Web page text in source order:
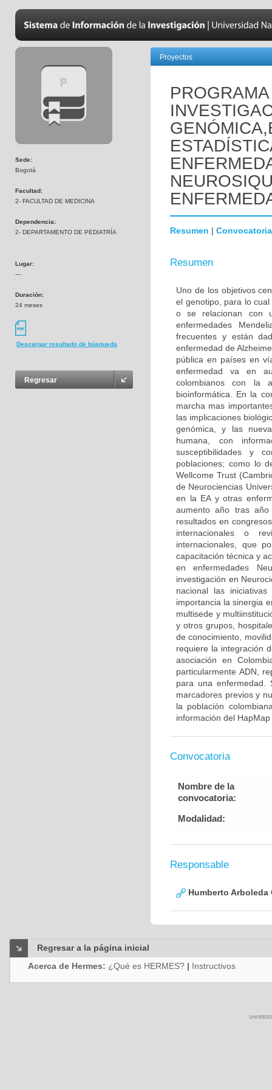
Sede:
Bogotá
Facultad:
2- FACULTAD DE MEDICINA
Dependencia:
2- DEPARTAMENTO DE PEDIATRÍA
Lugar:
---
Duración:
24 meses
Descargar resultado de búsqueda
Regresar
Proyectos
Resumen | Convocatoria
Resumen
Uno de los objetivos
el genotipo, para lo
o se relacionan con
enfermedades
frecuentes y están
enfermedad de
pública en países en
enfermedad va en
colombianos con la
bioinformática. En la
marcha mas
las implicaciones
genómica, y las
humana, con
susceptibilidades y
poblaciones; como lo
Wellcome Trust
de Neurociencias
en la EA y otras
aumento año tras año
resultados en
internacionales o
internacionales, que
capacitación técnica y
en enfermedades
investigación en
nacional las
importancia la sinergia
multisede y
y otros grupos,
de conocimiento,
requiere la integración
asociación en
particularmente ADN,
para una enfermedad.
marcadores previos y
la población
información del
Convocatoria
Nombre de la
convocatoria:
Modalidad:
Responsable
Humberto Arboleda
Regresar a la página inicial
Acerca de Hermes: ¿Qué es HERMES? | Instructivos